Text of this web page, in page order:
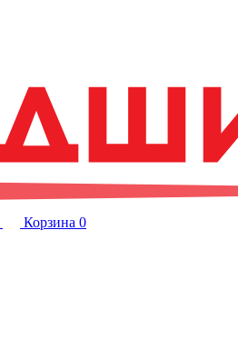
Корзина 0